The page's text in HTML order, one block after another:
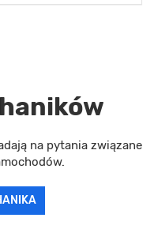
na pytania związane